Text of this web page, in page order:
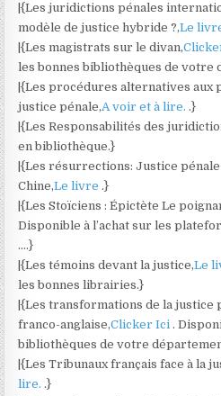
|{Les juridictions pénales
modèle de justice hybride ?,Le
|{Les magistrats sur le divan,
les bonnes bibliothèques de votre
|{Les procédures alternatives aux
justice pénale,A voir et à lire..}
|{Les Responsabilités des
en bibliothèque.}
|{Les résurrections: Justice
Chine,Le livre.}
|{Les Stoïciens : Épictète Le
Disponible à l’achat sur les
….}
|{Les témoins devant la justice,Le
les bonnes librairies.}
|{Les transformations de la justice
franco-anglaise,Clicker Ici.
bibliothèques de votre
|{Les Tribunaux français face à la
lire..}